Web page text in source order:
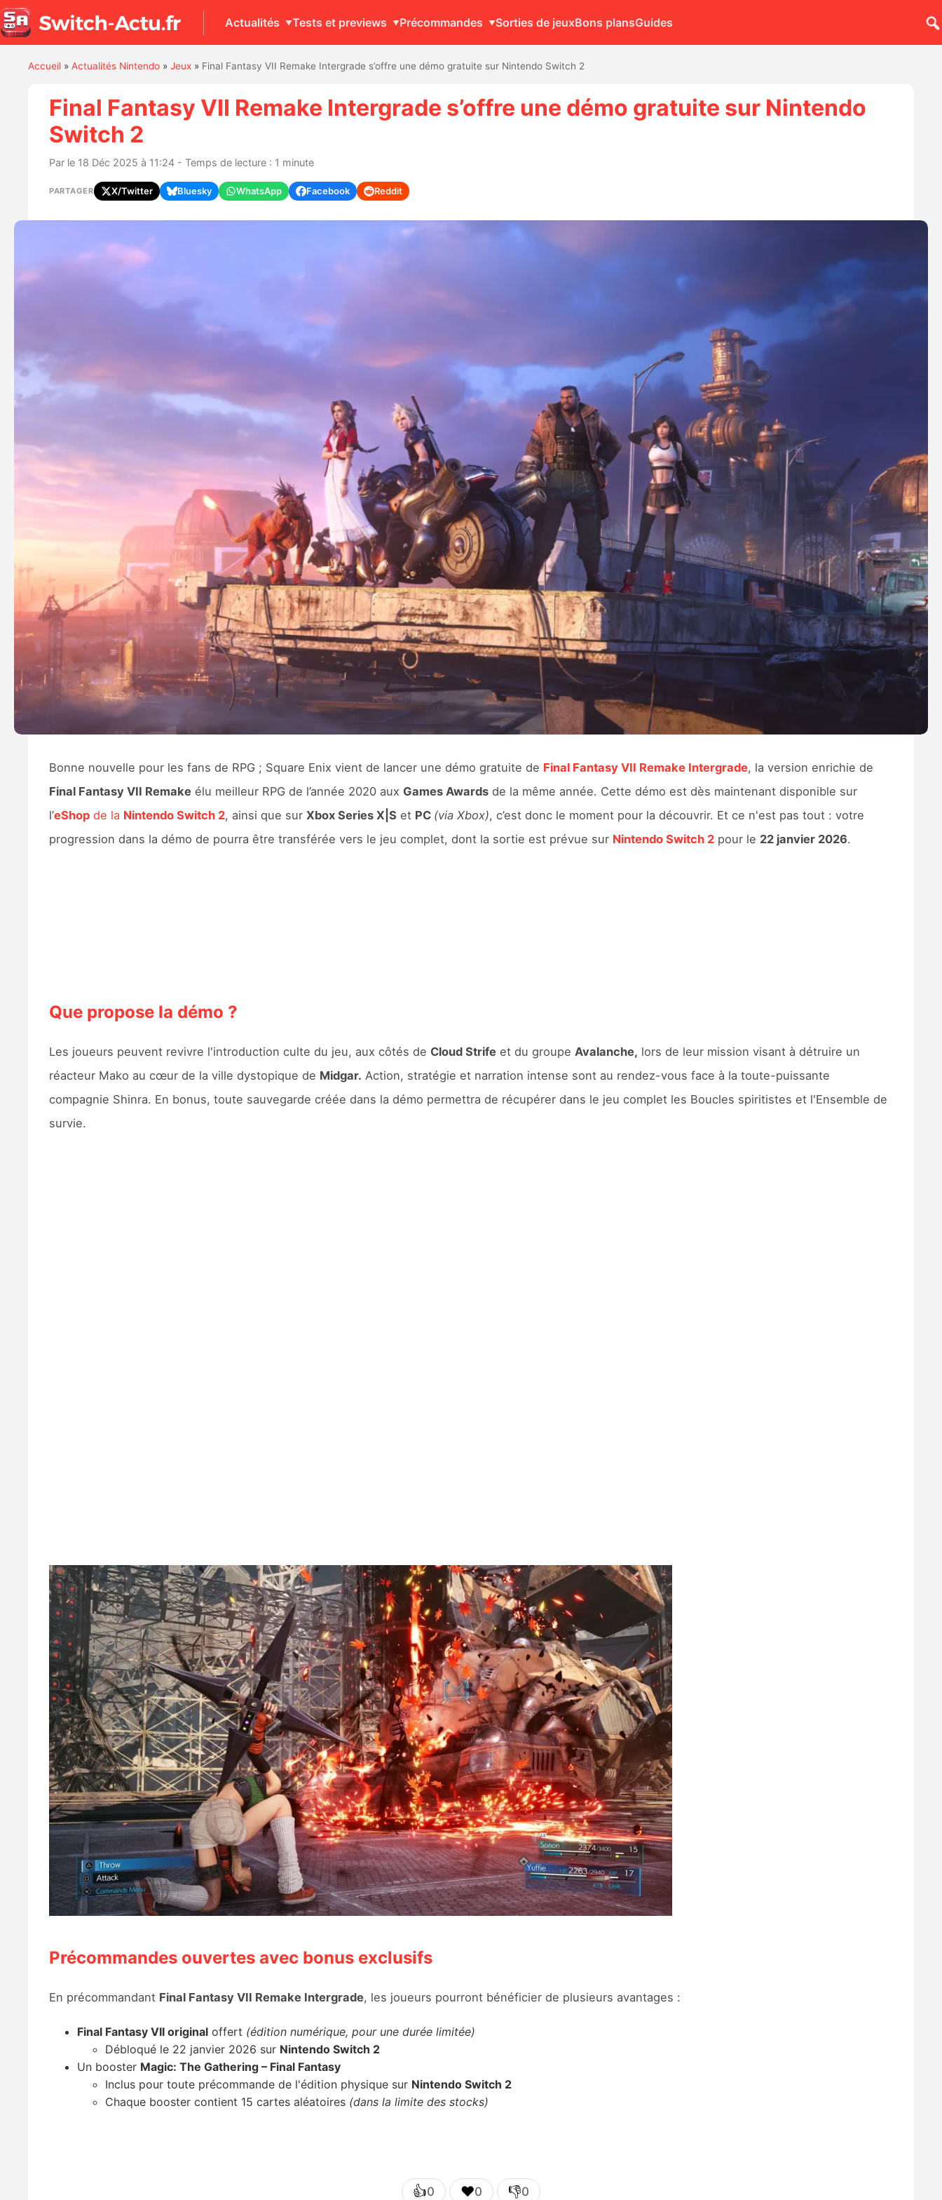
Actualités Tests et previews Précommandes Sorties de jeuxBons plansGuides
Accueil» Actualités Nintendo» Jeux» Final Fantasy VII Remake Intergrade s’offre une démo gratuite sur Nintendo Switch 2
Final Fantasy VII Remake Intergrade s’offre une démo gratuite sur Nintendo
Switch 2
Par le 18 Déc 2025 à 11:24 - Temps de lecture : 1 minute
PARTAGER X/Twitter Bluesky WhatsApp Facebook Reddit
Bonne nouvelle pour les fans de RPG ; Square Enix vient de lancer une démo gratuite de Final Fantasy VII Remake Intergrade, la version enrichie de
Final Fantasy VII Remakeélu meilleur RPG de l’année 2020 aux Games Awardsde la même année. Cette démo est dès maintenant disponible sur
l’eShopde la Nintendo Switch 2, ainsi que sur Xbox Series X|S et PC (via Xbox), c’est donc le moment pour la découvrir. Et ce n'est pas tout : votre
progression dans la démo de pourra être transférée vers le jeu complet, dont la sortie est prévue sur Nintendo Switch 2pour le 22 janvier 2026.
Que propose la démo ?
Les joueurs peuvent revivre l'introduction culte du jeu, aux côtés de Cloud Strifeet du groupe Avalanche, lors de leur mission visant à détruire un
réacteur Mako au cœur de la ville dystopique de Midgar. Action, stratégie et narration intense sont au rendez-vous face à la toute-puissante
compagnie Shinra. En bonus, toute sauvegarde créée dans la démo permettra de récupérer dans le jeu complet les Boucles spiritistes et l'Ensemble de
survie.
Précommandes ouvertes avec bonus exclusifs
En précommandant Final Fantasy VII Remake Intergrade, les joueurs pourront bénéficier de plusieurs avantages :
Final Fantasy VII originaloffert (édition numérique, pour une durée limitée)
Débloqué le 22 janvier 2026 sur Nintendo Switch 2
Un booster Magic: The Gathering – Final Fantasy
Inclus pour toute précommande de l'édition physique sur Nintendo Switch 2
Chaque booster contient 15 cartes aléatoires (dans la limite des stocks)
👍0 ❤️0 👎0